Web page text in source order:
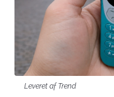
Leveret af Trend